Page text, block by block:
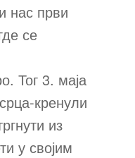
нас први
се
Тог 3. маја
кренули
из
у својим